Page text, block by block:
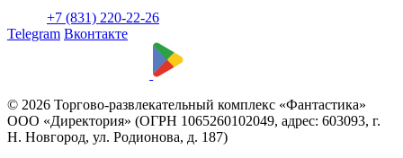
+7 (831) 220-22-26
Telegram Вконтакте
© 2026 Торгово-развлекательный комплекс «Фантастика»
ООО «Директория» (ОГРН 1065260102049, адрес: 603093, г.
Н. Новгород, ул. Родионова, д. 187)